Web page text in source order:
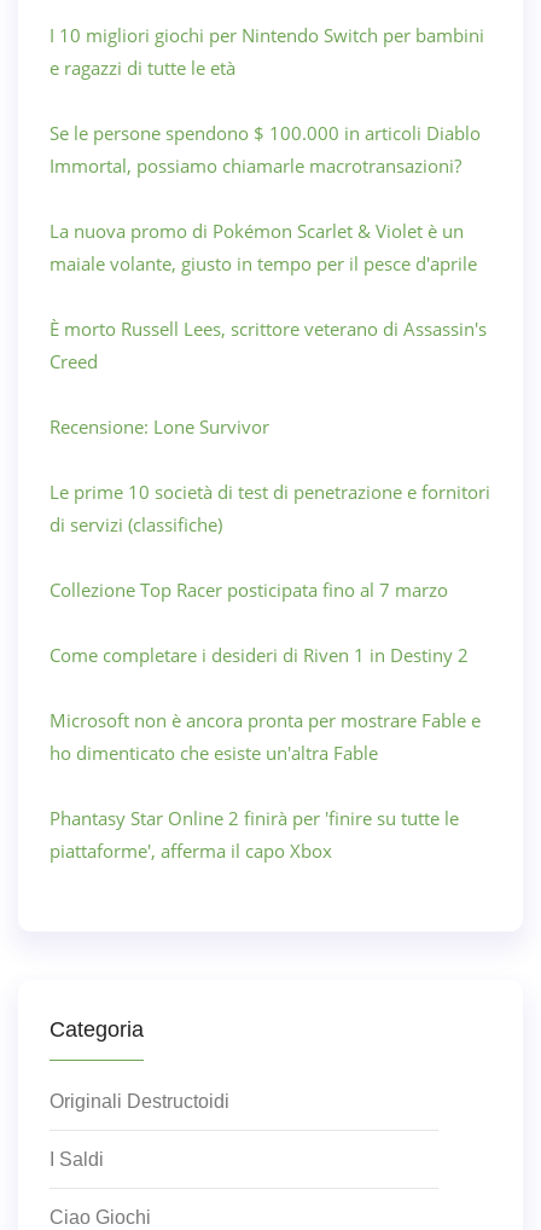
I 10 migliori giochi per Nintendo Switch per bambini
e ragazzi di tutte le età
Se le persone spendono $ 100.000 in articoli Diablo
Immortal, possiamo chiamarle macrotransazioni?
La nuova promo di Pokémon Scarlet & Violet è un
maiale volante, giusto in tempo per il pesce d'aprile
È morto Russell Lees, scrittore veterano di Assassin's
Creed
Recensione: Lone Survivor
Le prime 10 società di test di penetrazione e fornitori
di servizi (classifiche)
Collezione Top Racer posticipata fino al 7 marzo
Come completare i desideri di Riven 1 in Destiny 2
Microsoft non è ancora pronta per mostrare Fable e
ho dimenticato che esiste un'altra Fable
Phantasy Star Online 2 finirà per 'finire su tutte le
piattaforme', afferma il capo Xbox
Categoria
Originali Destructoidi
I Saldi
Ciao Giochi